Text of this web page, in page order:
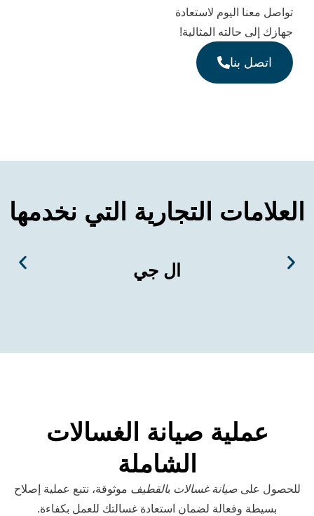
اليوم لاستعادة
حالته المثالية!
بنا
التجارية التي نخدمها
صيانة الغسالات
الشاملة
صيانة غسالاتبالقطيفموثوقة، نتبع عملية إصلاح
وفعالة لضمان استعادة غسالتك للعمل بكفاءة.